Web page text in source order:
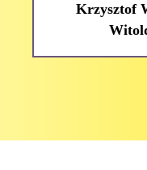
Krzysztof